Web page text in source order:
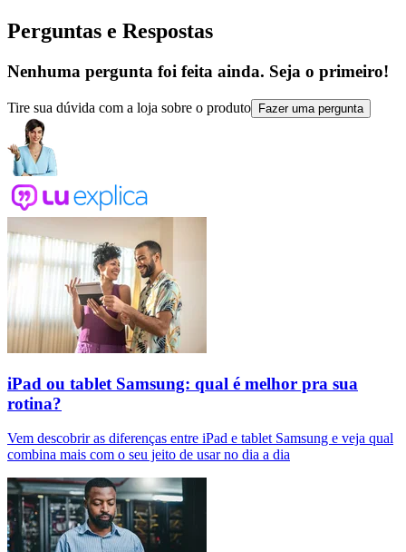
Perguntas e Respostas
Nenhuma pergunta foi feita ainda. Seja o primeiro!
Tire sua dúvida com a loja sobre o produto Fazer uma pergunta
iPad ou tablet Samsung: qual é melhor pra sua
rotina?
Vem descobrir as diferenças entre iPad e tablet Samsung e veja qual
combina mais com o seu jeito de usar no dia a dia